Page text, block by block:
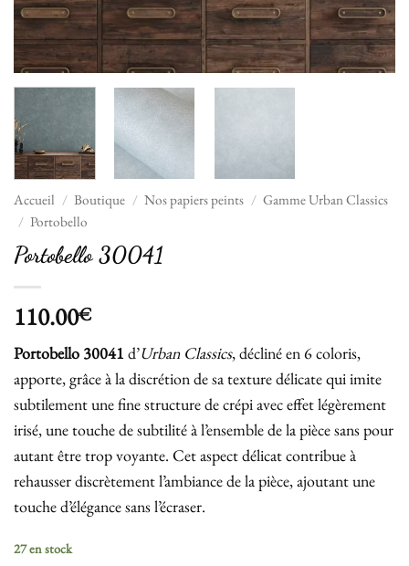
Accueil / Boutique / Nos papiers peints / Gamme Urban Classics
/ Portobello
Portobello 30041
110.00€
Portobello 30041 d’Urban Classics, décliné en 6 coloris,
apporte, grâce à la discrétion de sa texture délicate qui imite
subtilement une fine structure de crépi avec effet légèrement
irisé, une touche de subtilité à l’ensemble de la pièce sans pour
autant être trop voyante. Cet aspect délicat contribue à
rehausser discrètement l’ambiance de la pièce, ajoutant une
touche d’élégance sans l’écraser.
27 en stock